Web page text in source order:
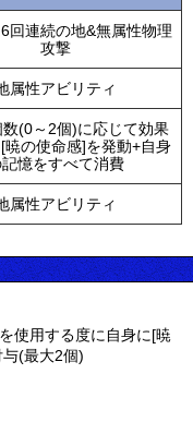
回連続の地&無属性物理
攻撃
属性アビリティ
(0～2個)に応じて効果
暁の使命感]を発動+自身
憶をすべて消費
属性アビリティ
使用する度に自身に[暁
(最大2個)